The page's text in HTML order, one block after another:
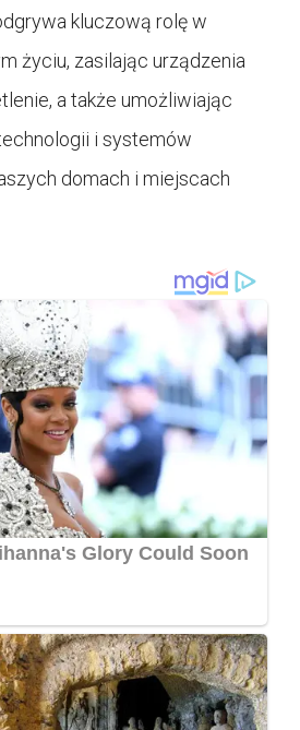
kluczową rolę w
życiu, zasilając urządzenia
a także umożliwiając
i systemów
domach i miejscach